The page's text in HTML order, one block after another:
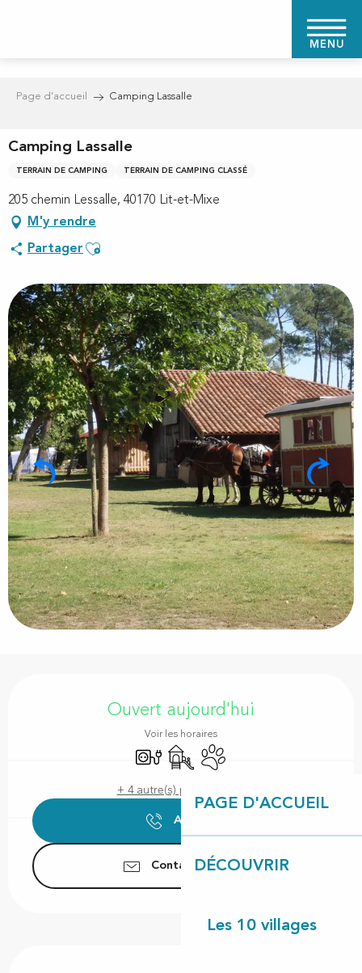
MENU
PAGE D'ACCUEIL
DÉCOUVRIR
Les 10 villages
Page d’accueil Camping Lassalle
Camping Lassalle
TERRAIN DE CAMPING TERRAIN DE CAMPING CLASSÉ
205 chemin Lessalle, 40170 Lit-et-Mixe
M'y rendre
Partager Ajouter aux favoris
Ouvert aujourd'hui
Voir les horaires
Branchements électriques
Jeux pour enfants / Espace jeux
Animaux acceptés
+ 4 autre(s) prestation(s)
Appeler
Contactez-nous